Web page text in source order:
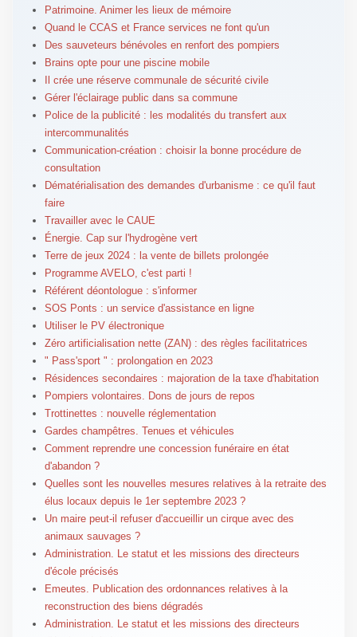
Patrimoine. Animer les lieux de mémoire
Quand le CCAS et France services ne font qu'un
Des sauveteurs bénévoles en renfort des pompiers
Brains opte pour une piscine mobile
Il crée une réserve communale de sécurité civile
Gérer l'éclairage public dans sa commune
Police de la publicité : les modalités du transfert aux
intercommunalités
Communication-création : choisir la bonne procédure de
consultation
Dématérialisation des demandes d'urbanisme : ce qu'il faut
faire
Travailler avec le CAUE
Énergie. Cap sur l'hydrogène vert
Terre de jeux 2024 : la vente de billets prolongée
Programme AVELO, c'est parti !
Référent déontologue : s'informer
SOS Ponts : un service d'assistance en ligne
Utiliser le PV électronique
Zéro artificialisation nette (ZAN) : des règles facilitatrices
" Pass'sport " : prolongation en 2023
Résidences secondaires : majoration de la taxe d'habitation
Pompiers volontaires. Dons de jours de repos
Trottinettes : nouvelle réglementation
Gardes champêtres. Tenues et véhicules
Comment reprendre une concession funéraire en état
d'abandon ?
Quelles sont les nouvelles mesures relatives à la retraite des
élus locaux depuis le 1er septembre 2023 ?
Un maire peut-il refuser d'accueillir un cirque avec des
animaux sauvages ?
Administration. Le statut et les missions des directeurs
d'école précisés
Emeutes. Publication des ordonnances relatives à la
reconstruction des biens dégradés
Administration. Le statut et les missions des directeurs